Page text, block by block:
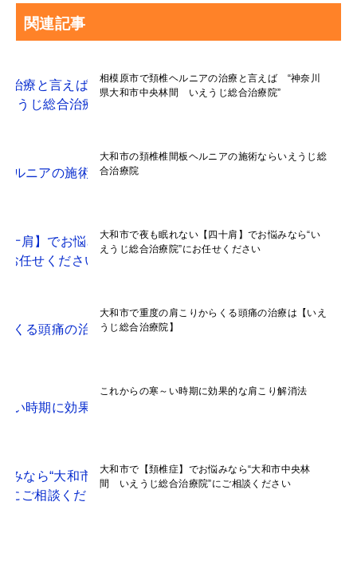
関連記事
相模原市で頚椎ヘルニアの治療と言えば “神奈川
県大和市中央林間 いえうじ総合治療院”
大和市の頚椎椎間板ヘルニアの施術ならいえうじ総
合治療院
大和市で夜も眠れない【四十肩】でお悩みなら“い
えうじ総合治療院”にお任せください
大和市で重度の肩こりからくる頭痛の治療は【いえ
うじ総合治療院】
これからの寒～い時期に効果的な肩こり解消法
大和市で【頚椎症】でお悩みなら“大和市中央林
間 いえうじ総合治療院”にご相談ください